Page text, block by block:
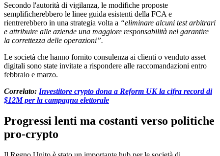
Secondo l'autorità di vigilanza, le modifiche proposte
semplificherebbero le linee guida esistenti della FCA e
rientrerebbero in una strategia volta a “eliminare alcuni test arbitrari
e attribuire alle aziende una maggiore responsabilità nel garantire
la correttezza delle operazioni”.
Le società che hanno fornito consulenza ai clienti o venduto asset
digitali sono state invitate a rispondere alle raccomandazioni entro
febbraio e marzo.
Correlato: Investitore crypto dona a Reform UK la cifra record di
$12M per la campagna elettorale
Progressi lenti ma costanti verso politiche
pro-crypto